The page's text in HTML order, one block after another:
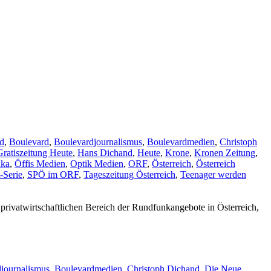
, Boulevard, Boulevardjournalismus, Boulevardmedien, Christoph
Heute, Hans Dichand, Heute, Krone, Kronen Zeitung,
, Öffis Medien, Optik Medien, ORF, Österreich, Österreich
Serie, SPÖ im ORF, Tageszeitung Österreich, Teenager werden
Bereich der Rundfunkangebote in Österreich,